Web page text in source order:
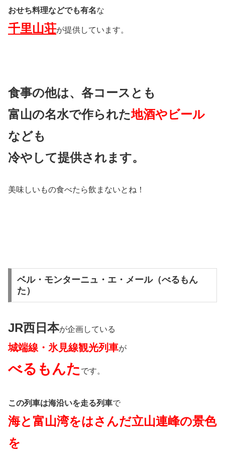
おせち料理などでも有名な
千里山荘が提供しています。
食事の他は、各コースとも
富山の名水で作られた地酒やビール
なども
冷やして提供されます。
美味しいもの食べたら飲まないとね！
ベル・モンターニュ・エ・メール（べるもん
た）
JR西日本が企画している
城端線・氷見線観光列車が
べるもんた です。
この列車は海沿いを走る列車で
海と富山湾をはさんだ立山連峰の景色
を